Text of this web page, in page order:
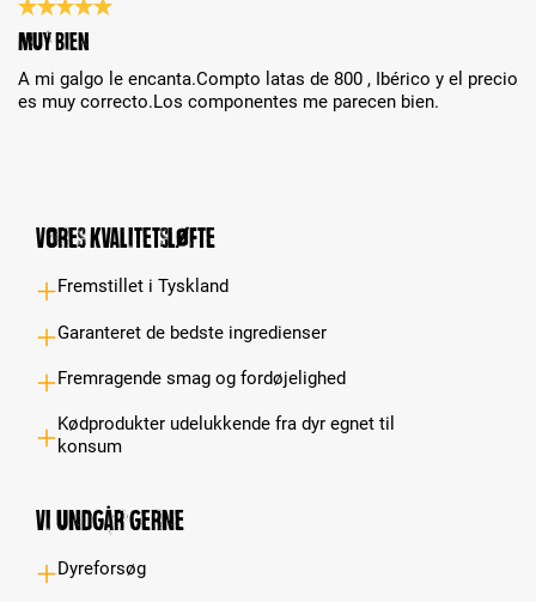
Review with rating of 5 out of 5 stars
Muy bien
A mi galgo le encanta.Compto latas de 800 , Ibérico y el precio
es muy correcto.Los componentes me parecen bien.
Vores kvalitetsløfte
Fremstillet i Tyskland
Garanteret de bedste ingredienser
Fremragende smag og fordøjelighed
Kødprodukter udelukkende fra dyr egnet til
konsum
Vi undgår gerne
Dyreforsøg